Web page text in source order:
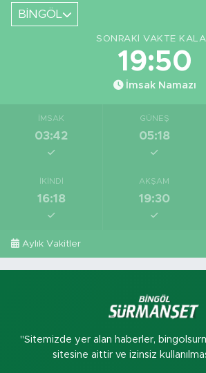
BİNGÖL
SONRAKI VAKTE
19:49
İmsak Namazı
İMSAK
03:42
GÜNEŞ
05:18
İKINDI
16:18
AKŞAM
19:30
Aylık Vakitler
"Sitemizde yer alan haberler,
sitesine aittir ve izinsiz